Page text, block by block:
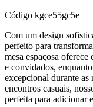
Código kgce55gc5e
Com um design
perfeito para
mesa espaçosa
e convidados,
excepcional durante as
encontros casuais,
perfeita para adicionar